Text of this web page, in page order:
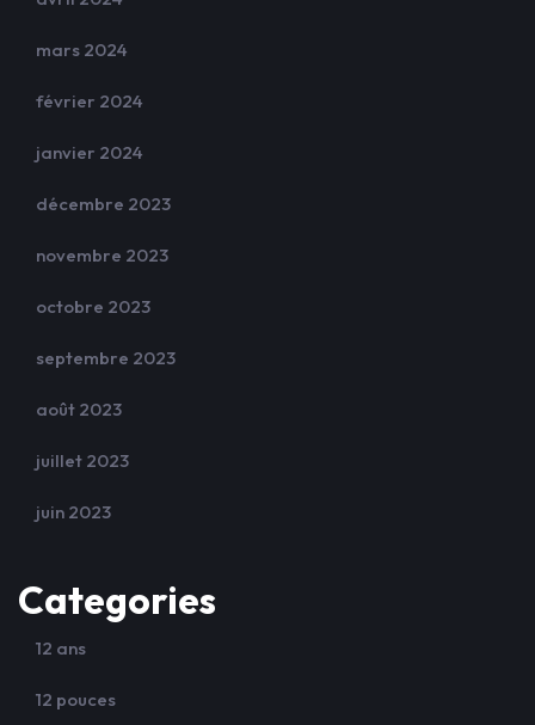
mars 2024
février 2024
janvier 2024
décembre 2023
novembre 2023
octobre 2023
septembre 2023
août 2023
juillet 2023
juin 2023
Categories
12 ans
12 pouces